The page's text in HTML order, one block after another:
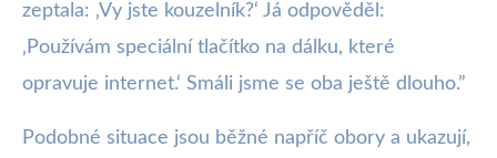
zeptala: ‚Vy jste kouzelník?‘ Já odpověděl:
‚Používám speciální tlačítko na dálku, které
opravuje internet.‘ Smáli jsme se oba ještě dlouho.”
Podobné situace jsou běžné napříč obory a ukazují,